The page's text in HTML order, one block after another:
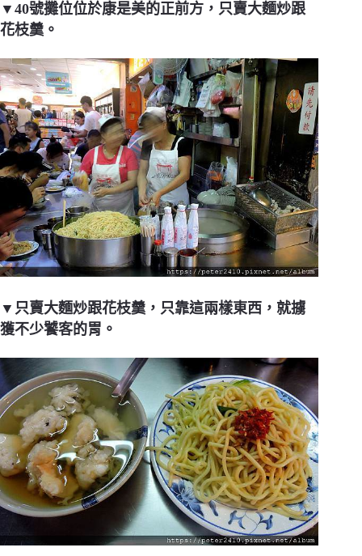
▼40號攤位位於康是美的正前方，只賣大麵炒跟
花枝羹。
▼只賣大麵炒跟花枝羹，只靠這兩樣東西，就擄
獲不少饕客的胃。